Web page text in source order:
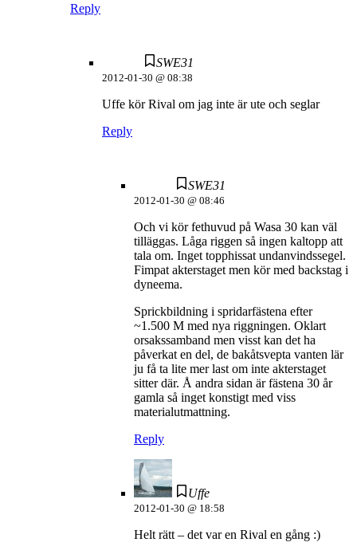
Reply
SWE31
2012-01-30 @ 08:38
Uffe kör Rival om jag inte är ute och seglar
Reply
SWE31
2012-01-30 @ 08:46
Och vi kör fethuvud på Wasa 30 kan väl
tilläggas. Låga riggen så ingen kaltopp att
tala om. Inget topphissat undanvindssegel.
Fimpat akterstaget men kör med backstag i
dyneema.
Sprickbildning i spridarfästena efter
~1.500 M med nya riggningen. Oklart
orsakssamband men visst kan det ha
påverkat en del, de bakåtsvepta vanten lär
ju få ta lite mer last om inte akterstaget
sitter där. Å andra sidan är fästena 30 år
gamla så inget konstigt med viss
materialutmattning.
Reply
Uffe
2012-01-30 @ 18:58
Helt rätt – det var en Rival en gång :)